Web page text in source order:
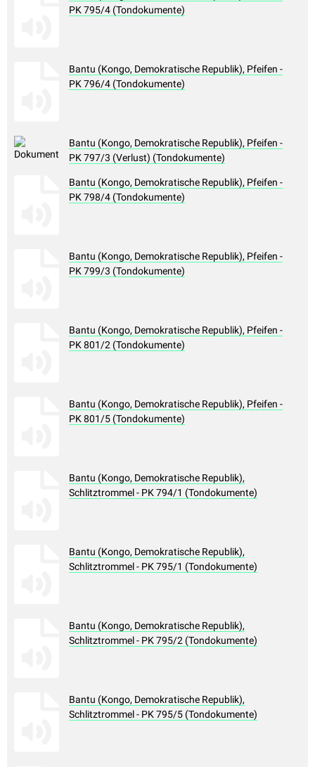
PK 795/4 (Tondokumente)
Bantu (Kongo, Demokratische Republik), Pfeifen -
PK 796/4 (Tondokumente)
Bantu (Kongo, Demokratische Republik), Pfeifen -
PK 797/3 (Verlust) (Tondokumente)
Bantu (Kongo, Demokratische Republik), Pfeifen -
PK 798/4 (Tondokumente)
Bantu (Kongo, Demokratische Republik), Pfeifen -
PK 799/3 (Tondokumente)
Bantu (Kongo, Demokratische Republik), Pfeifen -
PK 801/2 (Tondokumente)
Bantu (Kongo, Demokratische Republik), Pfeifen -
PK 801/5 (Tondokumente)
Bantu (Kongo, Demokratische Republik),
Schlitztrommel - PK 794/1 (Tondokumente)
Bantu (Kongo, Demokratische Republik),
Schlitztrommel - PK 795/1 (Tondokumente)
Bantu (Kongo, Demokratische Republik),
Schlitztrommel - PK 795/2 (Tondokumente)
Bantu (Kongo, Demokratische Republik),
Schlitztrommel - PK 795/5 (Tondokumente)